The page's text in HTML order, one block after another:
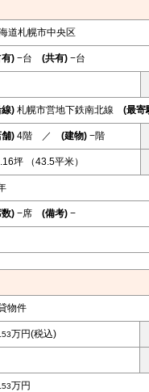
道札幌市中央区
) −台 (共有) −台
) 札幌市営地下鉄南北線 (最寄
) 4階 ／ (建物) −階
坪 （43.5平米）
) −席 (備考) −
物件
53万円(税込)
53万円